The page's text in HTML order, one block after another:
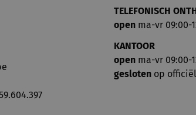
TELEFONISCH
openma-vr 09:00-
KANTOOR
openma-vr 09:00-
geslotenop